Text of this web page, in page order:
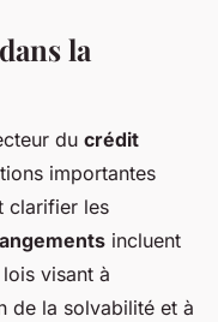
la
du crédit
importantes
clarifier les
incluent
visant à
de la solvabilité et à